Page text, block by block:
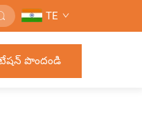
TE
పొందండి